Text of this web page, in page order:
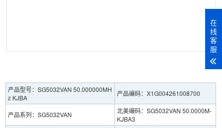
产品型号：SG5032VAN 50.000000MH
z KJBA
产品编码：X1G004261008700
产品系列：SG5032VAN
北美编码：SG5032VAN 50.0000M-
KJBA3
在
线
客
服